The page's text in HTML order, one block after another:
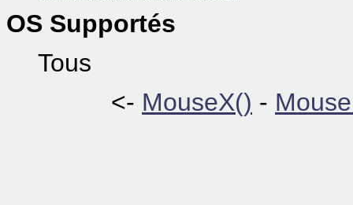
OS Supportés
Tous
<- MouseX() -